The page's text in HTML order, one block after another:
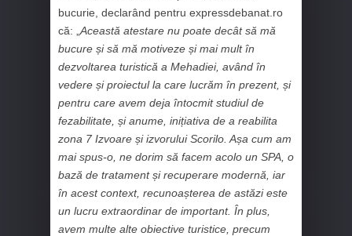
bucurie, declarând pentru expressdebanat.ro
că: „ Această atestare nu poate decât să mă
bucure și să mă motiveze și mai mult în
dezvoltarea turistică a Mehadiei, având în
vedere și proiectul la care lucrăm în prezent, și
pentru care avem deja întocmit studiul de
fezabilitate, și anume, inițiativa de a reabilita
zona 7 Izvoare și izvorului Scorilo. Așa cum am
mai spus-o, ne dorim să facem acolo un SPA, o
bază de tratament și recuperare modernă, iar
în acest context, recunoașterea de astăzi este
un lucru extraordinar de important. În plus,
avem multe alte obiective turistice, precum